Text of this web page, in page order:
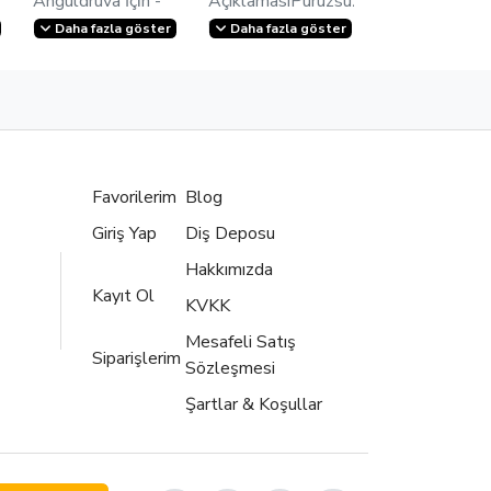
OMG.ARMUT -
Daha fazla göster
hijyenik yüzeyler,
Daha fazla göster
Favorilerim
Giriş Yap
Kayıt Ol
Siparişlerim
Blog
Diş Deposu
Hakkımızda
KVKK
Mesafeli Satış
Sözleşmesi
Şartlar & Koşullar